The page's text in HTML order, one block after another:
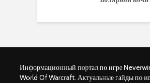
Информационный портал по игре
World Of Warcraft. Актуальные гайды по